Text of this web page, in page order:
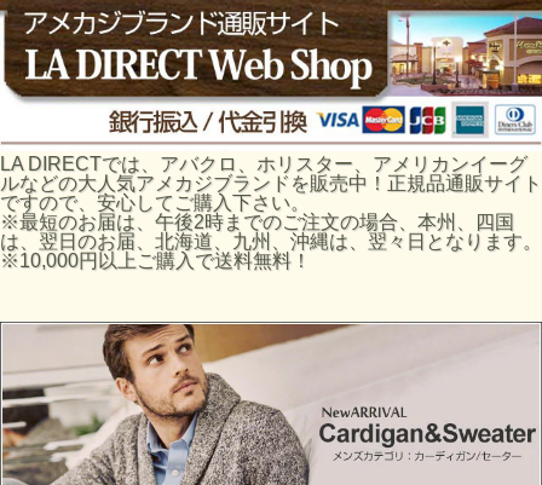
LA DIRECTでは、アバクロ、ホリスター、アメリカンイーグ
ルなどの大人気アメカジブランドを販売中！正規品通販サイト
ですので、安心してご購入下さい。
※最短のお届は、午後2時までのご注文の場合、本州、四国
は、翌日のお届、北海道、九州、沖縄は、翌々日となります。
※10,000円以上ご購入で送料無料！